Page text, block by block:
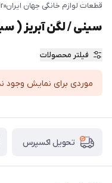
قطعات لوازم خانگی جهان ایران«apji.ir»
سینی / لگن آبریز (
فیلتر محصولات
موردی برای نمایش وجود
تحویل اکسپرس